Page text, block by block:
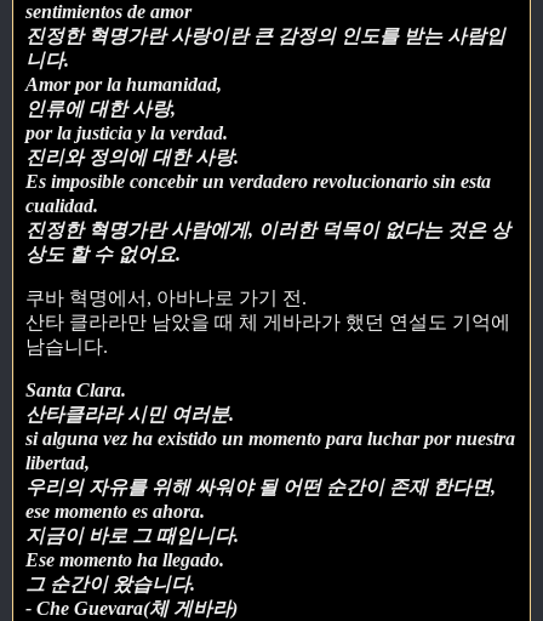
sentimientos de amor
진정한 혁명가란 사랑이란 큰 감정의 인도를 받는 사람입
니다.
Amor por la humanidad,
인류에 대한 사랑,
por la justicia y la verdad.
진리와 정의에 대한 사랑.
Es imposible concebir un verdadero revolucionario sin esta
cualidad.
진정한 혁명가란 사람에게, 이러한 덕목이 없다는 것은 상
상도 할 수 없어요.
쿠바 혁명에서, 아바나로 가기 전.
산타 클라라만 남았을 때 체 게바라가 했던 연설도 기억에
남습니다.
Santa Clara.
산타클라라 시민 여러분.
si alguna vez ha existido un momento para luchar por nuestra
libertad,
우리의 자유를 위해 싸워야 될 어떤 순간이 존재 한다면,
ese momento es ahora.
지금이 바로 그 때입니다.
Ese momento ha llegado.
그 순간이 왔습니다.
- Che Guevara(체 게바라)